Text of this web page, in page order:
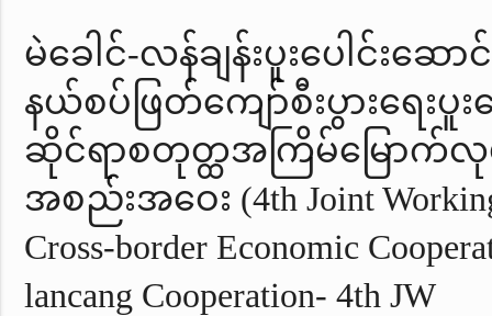
မဲခေါင်-လန်ချန်းပူးပေါင်းဆ
နယ်စပ်ဖြတ်ကျော်စီးပွားရေးပူ
ဆိုင်ရာစတုတ္ထအ​ကြိမ်မြောက်လု
အစည်းအဝေး (4th Joint
Cross-border Economic
lancang Cooperation- 4th JW